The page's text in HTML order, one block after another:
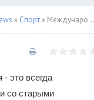
» Спорт » Международные соревнования это всегда прекрасные встречи
это всегда
со старыми